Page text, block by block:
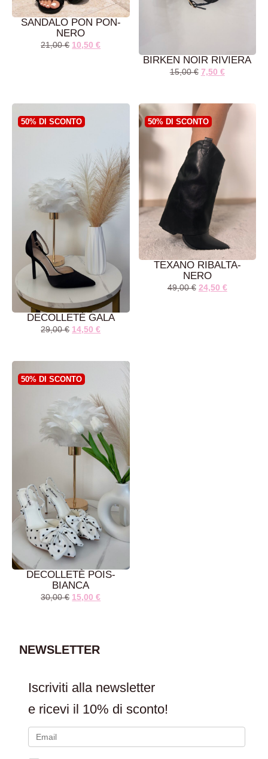
SANDALO PON PON-
NERO
21,00€ 10,50€
BIRKEN NOIR RIVIERA
15,00€ 7,50 €
CARRELLO
50% DI SCONTO
DECOLLETÈ GALA
29,00€ 14,50€
50% DI SCONTO
TEXANO RIBALTA-
NERO
49,00€ 24,50 €
50% DI SCONTO
DECOLLETÈ POIS-
BIANCA
30,00€ 15,00€
NEWSLETTER
Iscriviti alla newsletter
e ricevi il 10% di sconto!